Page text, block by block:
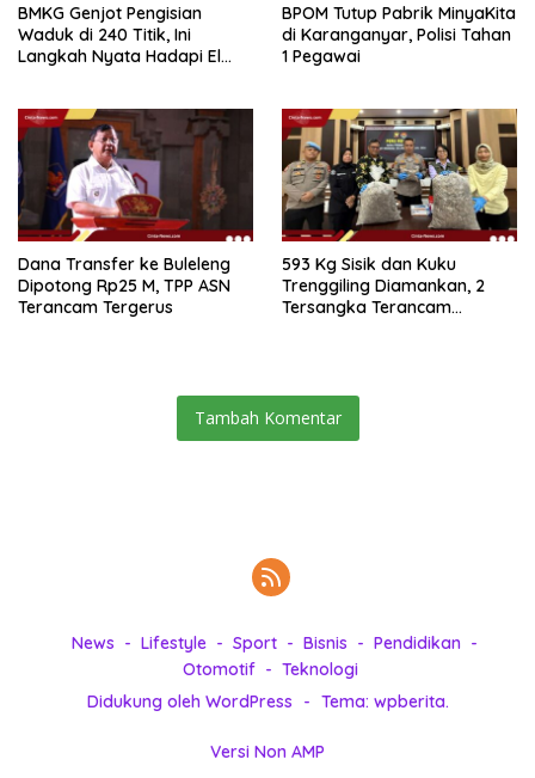
BMKG Genjot Pengisian
Waduk di 240 Titik, Ini
Langkah Nyata Hadapi El
BPOM Tutup Pabrik MinyaKita
di Karanganyar, Polisi Tahan
1 Pegawai
Dana Transfer ke Buleleng
Dipotong Rp25 M, TPP ASN
Terancam Tergerus
593 Kg Sisik dan Kuku
Trenggiling Diamankan, 2
Tersangka Terancam
Tambah Komentar
News Lifestyle Sport Bisnis
Pendidikan
Otomotif
Teknologi
Didukung oleh WordPress
- Tema: wpberita.
Versi Non AMP